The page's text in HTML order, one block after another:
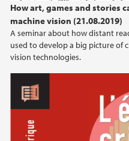
How art, games and stories
machine vision (21.08.2019)
A seminar about how distant
used to develop a big picture of
vision technologies.